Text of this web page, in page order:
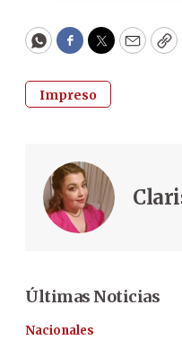
WhatsApp
Facebook
Twitter
Email
Impreso
Últimas Noticias
Nacionales